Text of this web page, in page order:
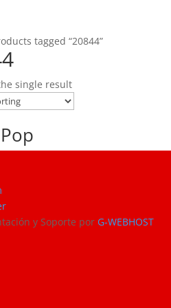
tagged “20844”
single result
y Soporte por G-WEBHOST